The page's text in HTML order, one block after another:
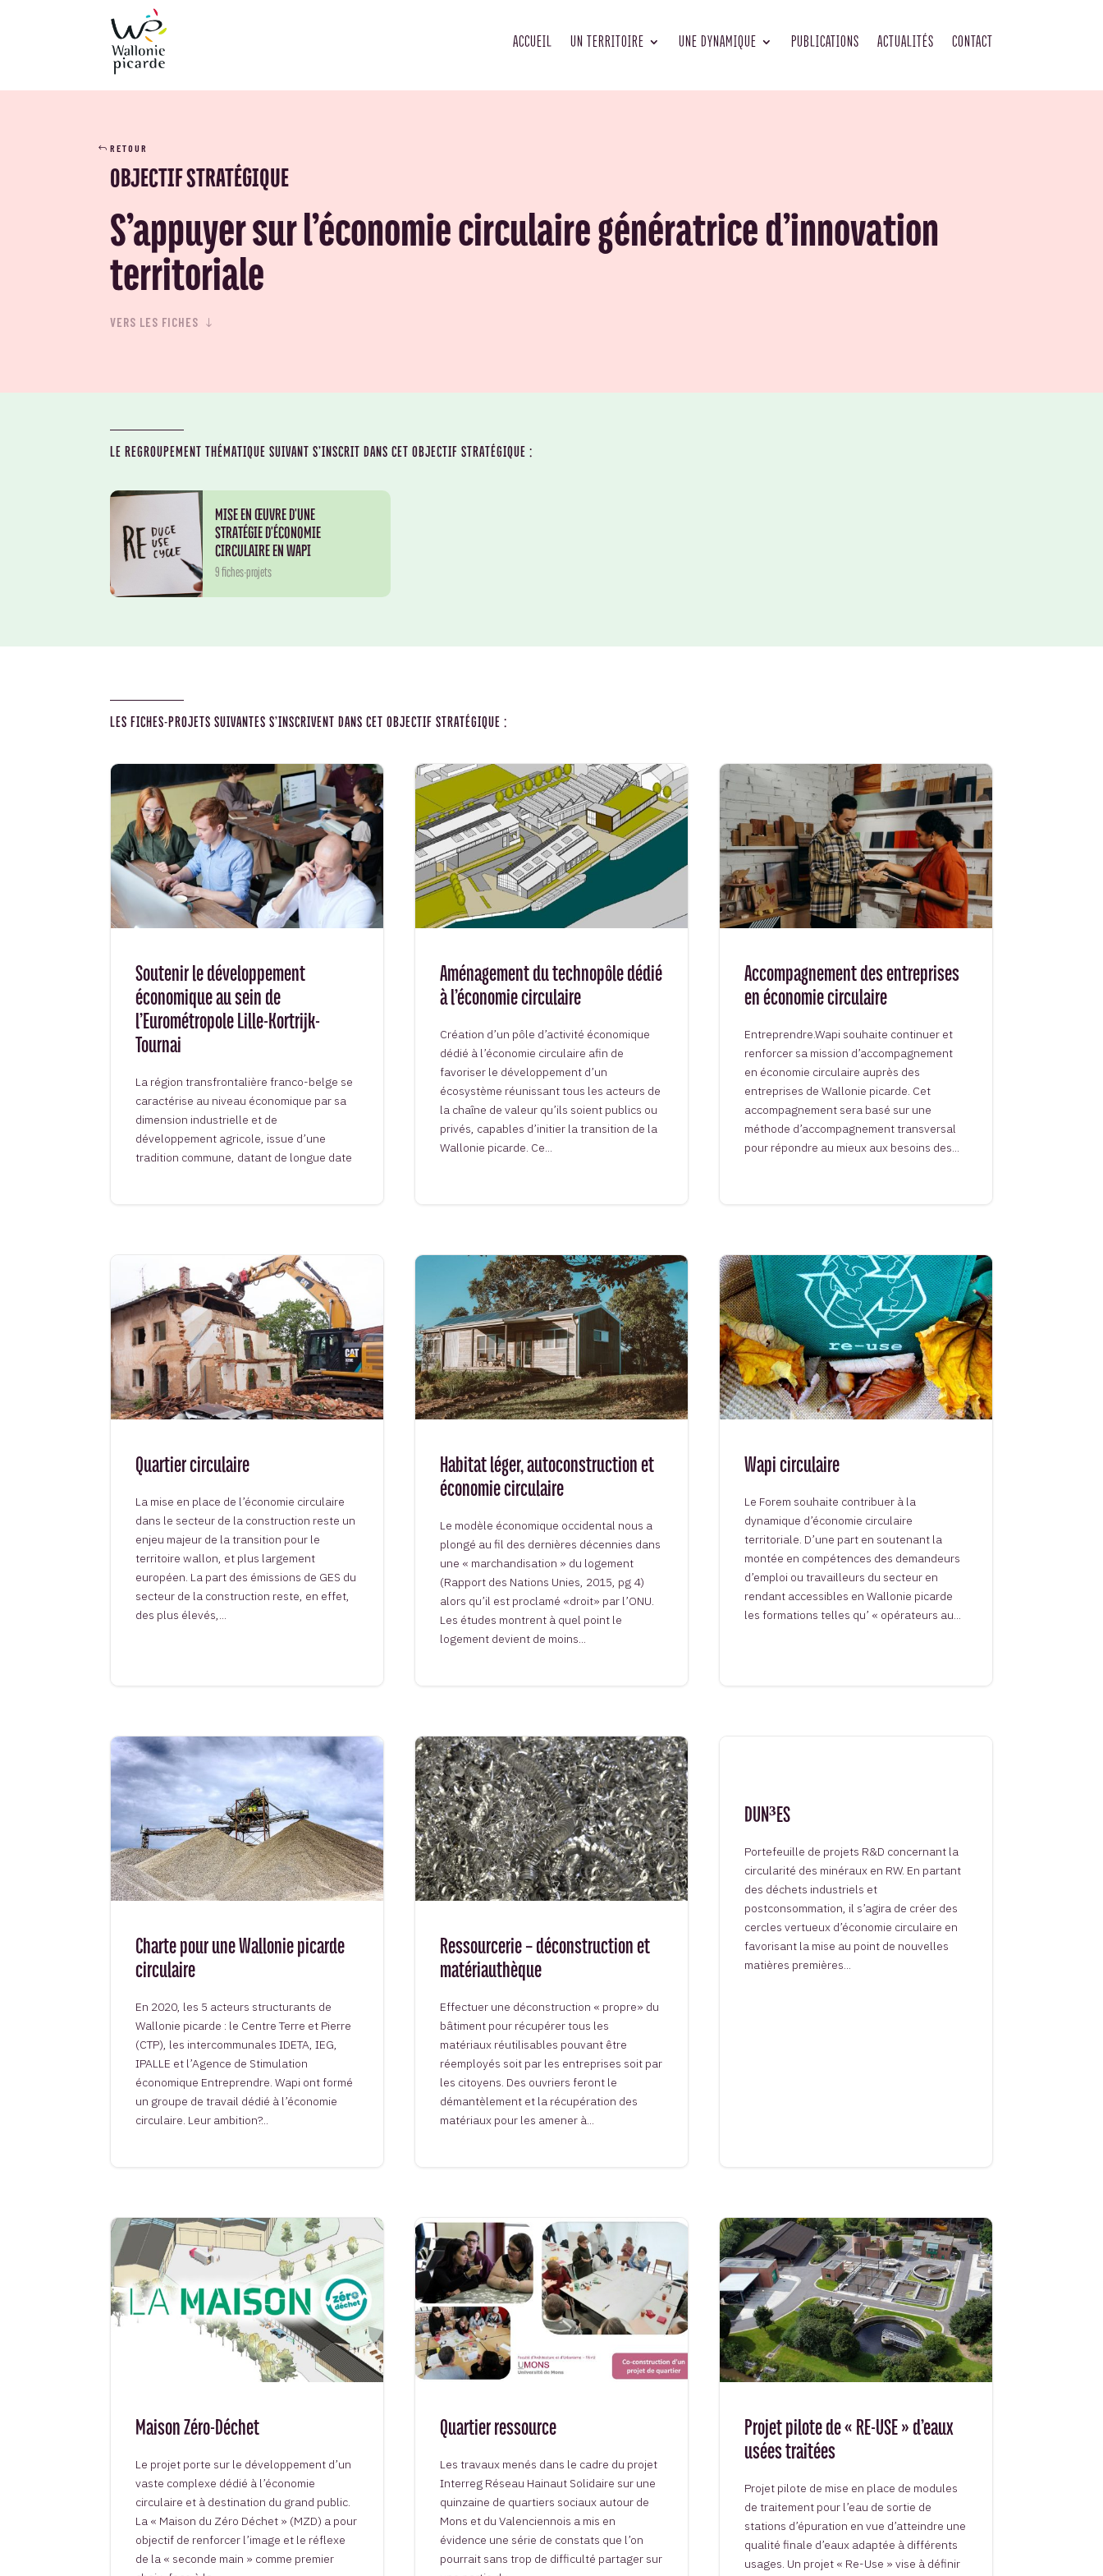
ACCUEIL UN TERRITOIRE UNE DYNAMIQUE PUBLICATIONS ACTUALITÉS CONTACT
RETOUR
OBJECTIF STRATÉGIQUE
S’appuyer sur l’économie circulaire génératrice d’innovation
territoriale
VERS LES FICHES
LE REGROUPEMENT THÉMATIQUE SUIVANT S’INSCRIT DANS CET OBJECTIF STRATÉGIQUE :
MISE EN ŒUVRE D'UNE
STRATÉGIE D'ÉCONOMIE
CIRCULAIRE EN WAPI
9 fiches-projets
LES FICHES-PROJETS SUIVANTES S’INSCRIVENT DANS CET OBJECTIF STRATÉGIQUE :
Soutenir le développement
économique au sein de
l’Eurométropole Lille-Kortrijk-
Tournai
La région transfrontalière franco-belge se
caractérise au niveau économique par sa
dimension industrielle et de
développement agricole, issue d’une
tradition commune, datant de longue date
Aménagement du technopôle dédié
à l’économie circulaire
Création d’un pôle d’activité économique
dédié à l’économie circulaire afin de
favoriser le développement d’un
écosystème réunissant tous les acteurs de
la chaîne de valeur qu’ils soient publics ou
privés, capables d’initier la transition de la
Wallonie picarde. Ce...
Accompagnement des entreprises
en économie circulaire
Entreprendre.Wapi souhaite continuer et
renforcer sa mission d’accompagnement
en économie circulaire auprès des
entreprises de Wallonie picarde. Cet
accompagnement sera basé sur une
méthode d’accompagnement transversal
pour répondre au mieux aux besoins des...
Quartier circulaire
La mise en place de l’économie circulaire
dans le secteur de la construction reste un
enjeu majeur de la transition pour le
territoire wallon, et plus largement
européen. La part des émissions de GES du
secteur de la construction reste, en effet,
des plus élevés,...
Habitat léger, autoconstruction et
économie circulaire
Le modèle économique occidental nous a
plongé au fil des dernières décennies dans
une « marchandisation » du logement
(Rapport des Nations Unies, 2015, pg 4)
alors qu’il est proclamé «droit» par l’ONU.
Les études montrent à quel point le
logement devient de moins...
Wapi circulaire
Le Forem souhaite contribuer à la
dynamique d’économie circulaire
territoriale. D’une part en soutenant la
montée en compétences des demandeurs
d’emploi ou travailleurs du secteur en
rendant accessibles en Wallonie picarde
les formations telles qu’ « opérateurs au...
Charte pour une Wallonie picarde
circulaire
En 2020, les 5 acteurs structurants de
Wallonie picarde : le Centre Terre et Pierre
(CTP), les intercommunales IDETA, IEG,
IPALLE et l’Agence de Stimulation
économique Entreprendre. Wapi ont formé
un groupe de travail dédié à l’économie
circulaire. Leur ambition?...
Ressourcerie – déconstruction et
matériauthèque
Effectuer une déconstruction « propre» du
bâtiment pour récupérer tous les
matériaux réutilisables pouvant être
réemployés soit par les entreprises soit par
les citoyens. Des ouvriers feront le
démantèlement et la récupération des
matériaux pour les amener à...
DUN³ES
Portefeuille de projets R&D concernant la
circularité des minéraux en RW. En partant
des déchets industriels et
postconsommation, il s’agira de créer des
cercles vertueux d’économie circulaire en
favorisant la mise au point de nouvelles
matières premières...
Maison Zéro-Déchet
Le projet porte sur le développement d’un
vaste complexe dédié à l’économie
circulaire et à destination du grand public.
La « Maison du Zéro Déchet » (MZD) a pour
objectif de renforcer l’image et le réflexe
de la « seconde main » comme premier
Quartier ressource
Les travaux menés dans le cadre du projet
Interreg Réseau Hainaut Solidaire sur une
quinzaine de quartiers sociaux autour de
Mons et du Valenciennois a mis en
évidence une série de constats que l’on
pourrait sans trop de difficulté partager sur
Projet pilote de « RE-USE » d’eaux
usées traitées
Projet pilote de mise en place de modules
de traitement pour l’eau de sortie de
stations d’épuration en vue d’atteindre une
qualité finale d’eaux adaptée à différents
usages. Un projet « Re-Use » vise à définir